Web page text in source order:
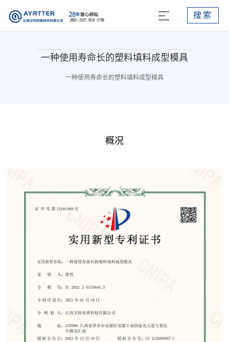
搜索
一种使用寿命长的塑料填料成型模具
一种使用寿命长的塑料填料成型模具
概况